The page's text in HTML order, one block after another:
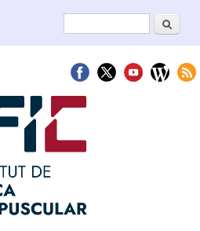
Formulario deBuscar